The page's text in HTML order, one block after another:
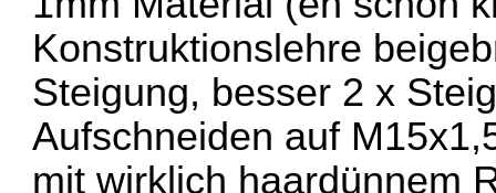
Konstruktionslehre
Steigung, besser 2 x
Aufschneiden auf
mit wirklich haardünnem